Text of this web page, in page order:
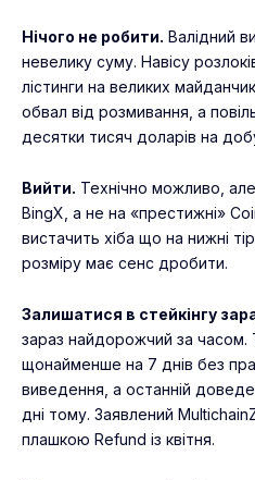
Нічого не робити. Валідний
невелику суму. Навісу
лістинги на великих
обвал від розмивання, а
десятки тисяч доларів на
Вийти. Технічно можливо,
BingX, а не на «престижні»
вистачить хіба що на нижні
розміру має сенс дробити.
Залишатися в стейкінгу
зараз найдорожчий за часом.
щонайменше на 7 днів без
виведення, а останній
дні тому. Заявлений
плашкою Refund із квітня.